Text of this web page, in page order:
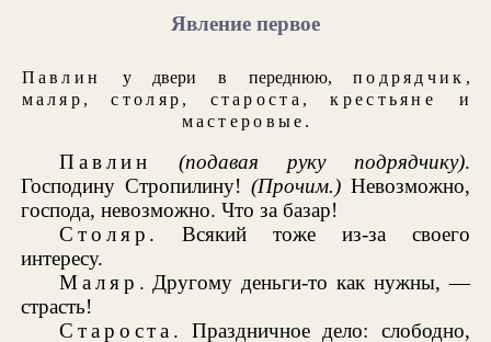
Явление первое
Павлин у двери в переднюю,подрядчик ,
маляр ,столяр , староста ,крестьяне
и
мастеровые .
Павлин (подавая руку подрядчику).
Господину Стропилину! (Прочим.)Невозможно,
господа, невозможно. Что за базар!
Столяр . Всякий тоже из-за своего
интересу.
Маляр . Другому деньги-то как нужны, —
страсть!
Староста . Праздничное дело: слободно,